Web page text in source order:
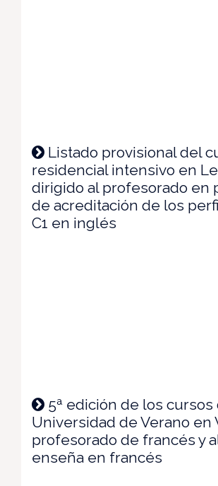
Listado provisional del
residencial intensivo en
dirigido al profesorado en
de acreditación de los
C1 en inglés
5ª edición de los cursos
Universidad de Verano en
profesorado de francés y
enseña en francés